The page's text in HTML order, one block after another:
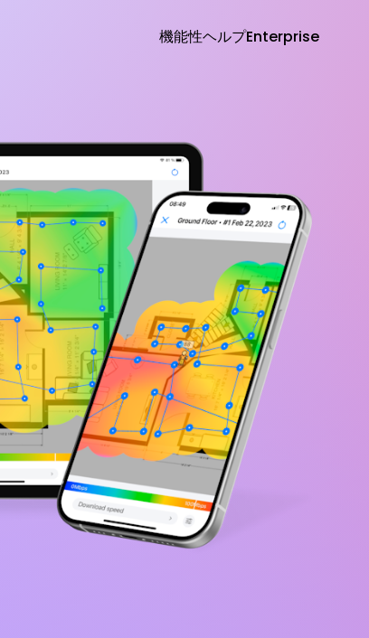
機能性ヘルプEnterprise